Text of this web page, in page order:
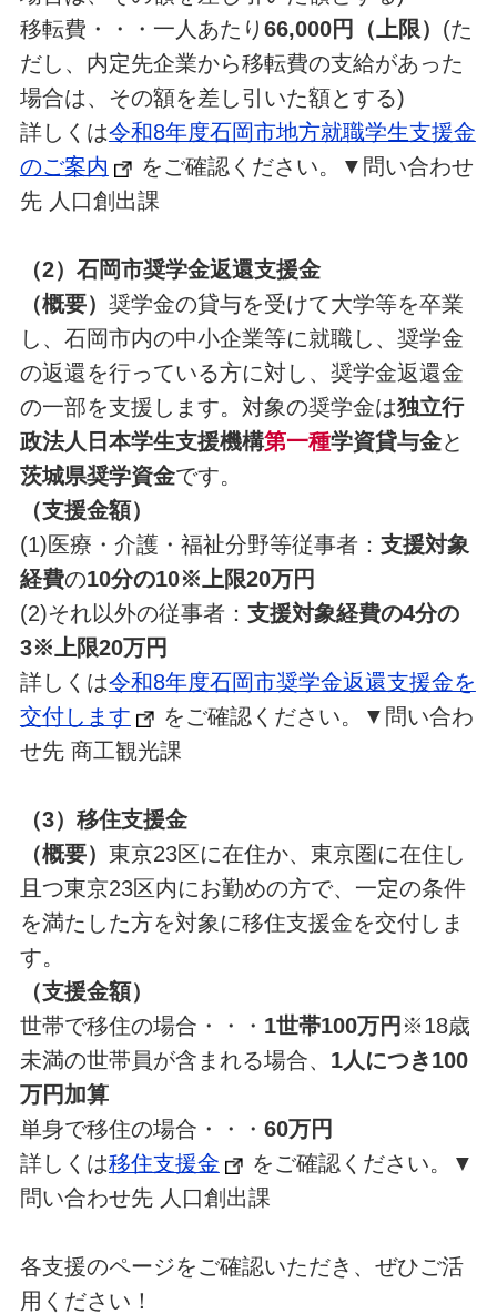
移転費・・・一人あたり 66,000円（上限） (た
だし、内定先企業から移転費の支給があった
場合は、その額を差し引いた額とする)
詳しくは令和8年度石岡市地方就職学生支援金
のご案内
をご確認ください。▼問い合わせ
先 人口創出課
（2）石岡市奨学金返還支援金
（概要） 奨学金の貸与を受けて大学等を卒業
し、石岡市内の中小企業等に就職し、奨学金
の返還を行っている方に対し、奨学金返還金
の一部を支援します。対象の奨学金は独立行
政法人日本学生支援機構第一種学資貸与金と
茨城県奨学資金です。
（支援金額）
(1)医療・介護・福祉分野等従事者： 支援対象
経費の10分の10※上限20万円
(2)それ以外の従事者： 支援対象経費の4分の
3※上限20万円
詳しくは令和8年度石岡市奨学金返還支援金を
交付します
をご確認ください。▼問い合わ
せ先 商工観光課
（3）移住支援金
（概要） 東京23区に在住か、東京圏に在住し
且つ東京23区内にお勤めの方で、一定の条件
を満たした方を対象に移住支援金を交付しま
す。
（支援金額）
世帯で移住の場合・・・ 1世帯100万円 ※18歳
未満の世帯員が含まれる場合、 1人につき100
万円加算
単身で移住の場合・・・ 60万円
詳しくは移住支援金
をご確認ください。▼
問い合わせ先 人口創出課
各支援のページをご確認いただき、ぜひご活
用ください！